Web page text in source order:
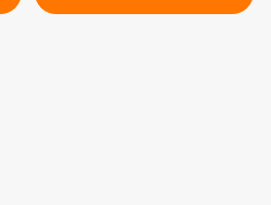
et lacs protégés ! >